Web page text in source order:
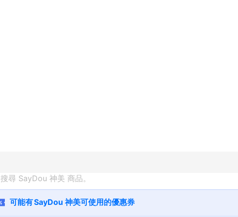
搜尋 SayDou 神美 商品。
可能有SayDou 神美可使用的優惠券